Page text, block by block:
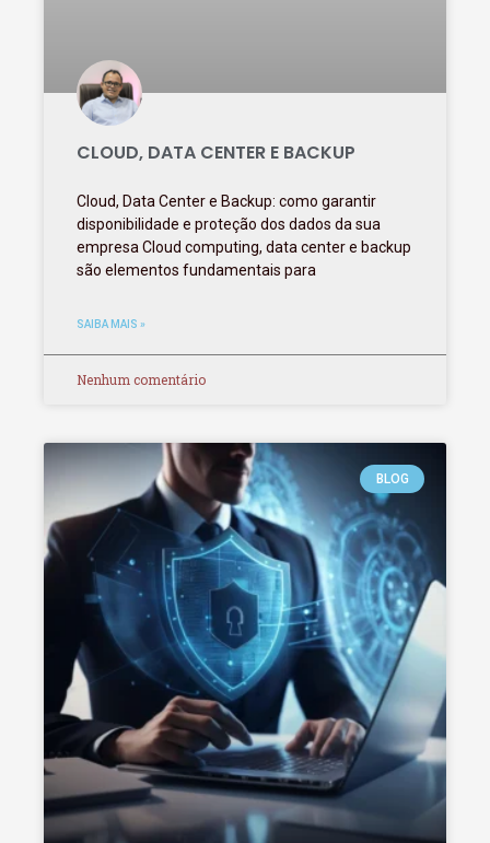
CLOUD, DATA CENTER E BACKUP
Cloud, Data Center e Backup: como garantir
disponibilidade e proteção dos dados da sua
empresa Cloud computing, data center e backup
são elementos fundamentais para
SAIBA MAIS »
Nenhum comentário
BLOG